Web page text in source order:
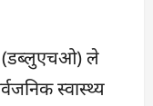
ले
स्वास्थ्य